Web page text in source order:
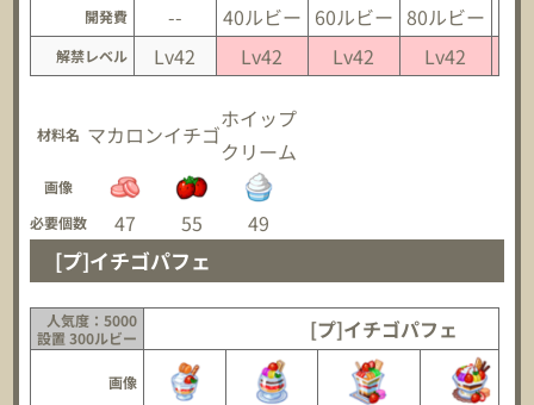
開発費 -- 40ルビー 60ルビー 80ルビー
解禁レベル Lv42 Lv42 Lv42 Lv42
材料名 マカロンイチゴ
ホイップ
クリーム
画像
必要個数
47 55 49
[プ]イチゴパフェ
人気度：5000
設置 300ルビー
[プ]イチゴパフェ
画像